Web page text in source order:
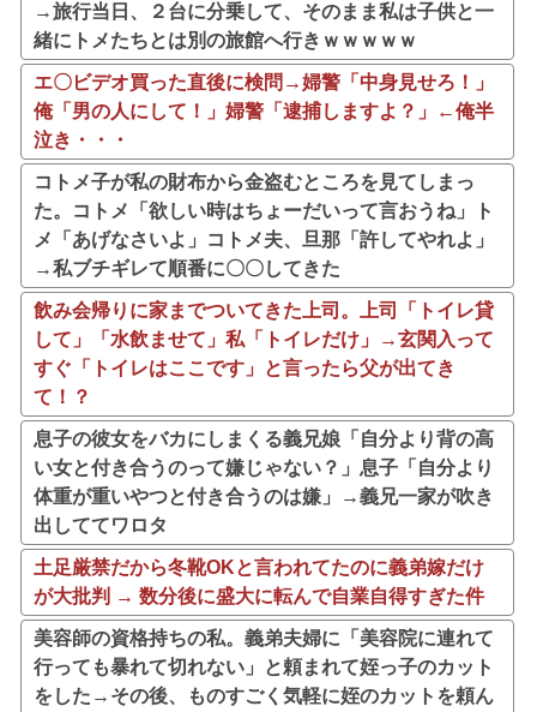
→旅行当日、２台に分乗して、そのまま私は子供と一
緒にトメたちとは別の旅館へ行きｗｗｗｗｗ
エ〇ビデオ買った直後に検問→婦警「中身見せろ！」
俺「男の人にして！」婦警「逮捕しますよ？」←俺半
泣き・・・
コトメ子が私の財布から金盗むところを見てしまっ
た。コトメ「欲しい時はちょーだいって言おうね」ト
メ「あげなさいよ」コトメ夫、旦那「許してやれよ」
→私ブチギレて順番に〇〇してきた
飲み会帰りに家までついてきた上司。上司「トイレ貸
して」「水飲ませて」私「トイレだけ」→玄関入って
すぐ「トイレはここです」と言ったら父が出てき
て！？
息子の彼女をバカにしまくる義兄娘「自分より背の高
い女と付き合うのって嫌じゃない？」息子「自分より
体重が重いやつと付き合うのは嫌」→義兄一家が吹き
出しててワロタ
土足厳禁だから冬靴OKと言われてたのに義弟嫁だけ
が大批判 → 数分後に盛大に転んで自業自得すぎた件
美容師の資格持ちの私。義弟夫婦に「美容院に連れて
行っても暴れて切れない」と頼まれて姪っ子のカット
をした→その後、ものすごく気軽に姪のカットを頼ん